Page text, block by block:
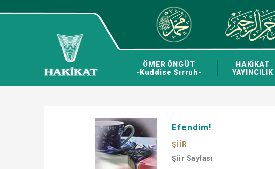
ÖMER ÖNGÜT
-Kuddise Sırruh-
HAKİKAT
YAYINCILIK
Efendim!
ŞİİR
Şiir Sayfası